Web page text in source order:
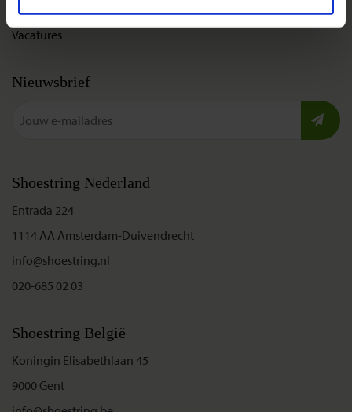
Disclaimer & copyright
Vacatures
Nieuwsbrief
Shoestring Nederland
Entrada 224
1114 AA Amsterdam-Duivendrecht
info@shoestring.nl
020-685 02 03
Shoestring België
Koningin Elisabethlaan 45
9000 Gent